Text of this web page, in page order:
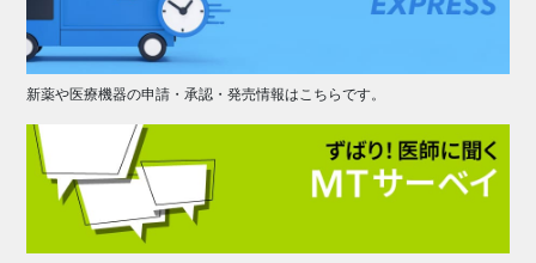
新薬や医療機器の申請・承認・発売情報はこちらです。